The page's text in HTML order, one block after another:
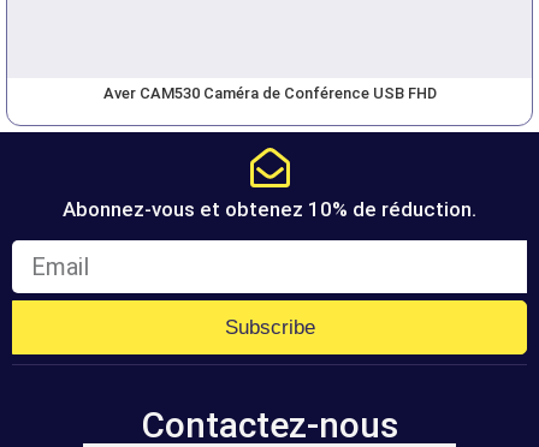
Aver CAM530 Caméra de Conférence USB FHD
Abonnez-vous et obtenez 10% de réduction.
Subscribe
Contactez-nous